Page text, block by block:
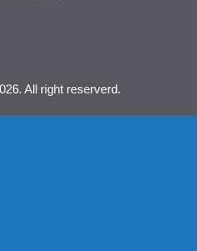
All right reserverd.